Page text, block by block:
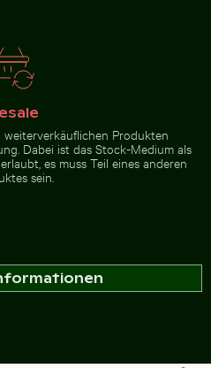
Produkten
Dabei ist das Stock-Medium als
es muss Teil eines anderen
sein.